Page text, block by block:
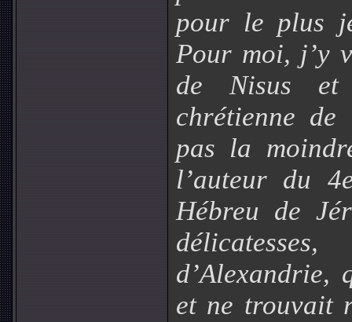
pour le plus
Pour moi, j’y
de Nisus et
chrétienne de
pas la
l’auteur du
Hébreu de
d’Alexandrie,
et ne trouvait